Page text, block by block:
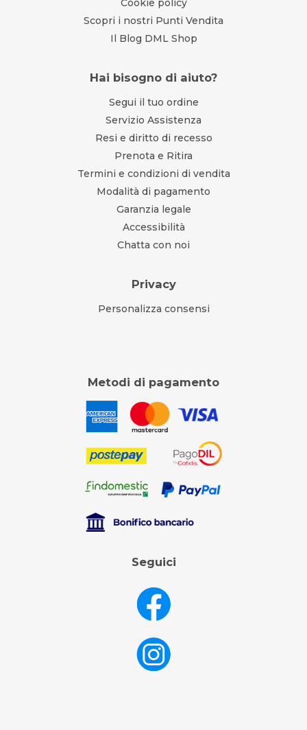
Cookie policy
Scopri i nostri Punti Vendita
Il Blog DML Shop
Hai bisogno di aiuto?
Segui il tuo ordine
Servizio Assistenza
Resi e diritto di recesso
Prenota e Ritira
Termini e condizioni di vendita
Modalità di pagamento
Garanzia legale
Accessibilità
Chatta con noi
Privacy
Personalizza consensi
Metodi di pagamento
Seguici